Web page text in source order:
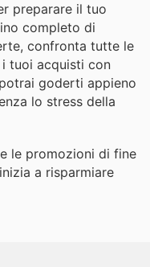
preparare il tuo
completo di
confronta tutte le
tuoi acquisti con
goderti appieno
lo stress della
le promozioni di fine
a risparmiare